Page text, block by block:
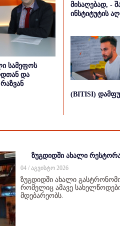
სამეფოს
და
მისაღებად, -
ინსტიტუტის
(BITISI)
ზუგდიდში ახალი
04 / აგვისტო 2026
ზუგდიდში ახალი
რომელიც ამავე
მდებარეობს.